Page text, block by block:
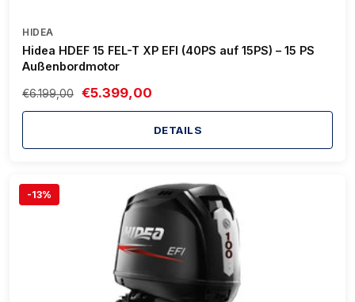
HIDEA
Hidea HDEF 15 FEL-T XP EFI (40PS auf 15PS) – 15 PS
Außenbordmotor
€6.199,00 €5.399,00
DETAILS
-13%